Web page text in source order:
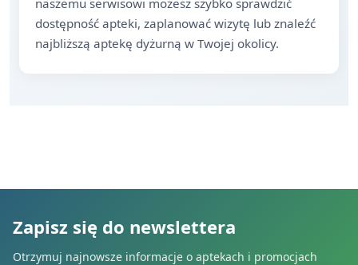
naszemu serwisowi możesz szybko sprawdzić
dostępność apteki, zaplanować wizytę lub znaleźć
najbliższą aptekę dyżurną w Twojej okolicy.
Zapisz się do newslettera
Otrzymuj najnowsze informacje o aptekach i promocjach